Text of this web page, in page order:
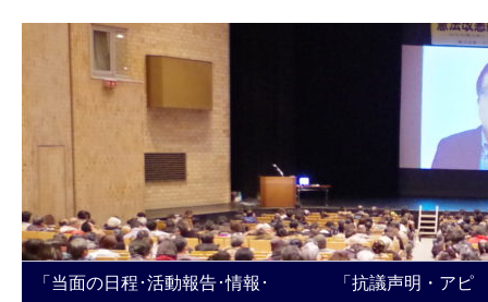
「当面の日程･活動報告･情報･ 「抗議声明・アピ